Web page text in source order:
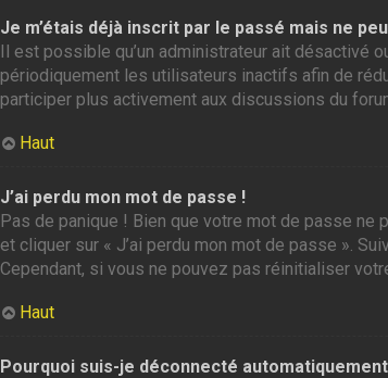
Je m’étais déjà inscrit par le passé mais ne
Il est possible qu’un administrateur ait désactivé
périodiquement les utilisateurs inactifs afin de
participer plus activement aux discussions du
Haut
J’ai perdu mon mot de passe !
Pas de panique ! Bien que votre mot de passe
et cliquer sur « J’ai perdu mon mot de passe ».
Cependant, si vous ne pouvez pas réinitialiser
Haut
Pourquoi suis-je déconnecté